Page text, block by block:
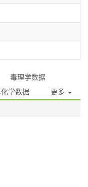
毒理学数据
学数据 更多